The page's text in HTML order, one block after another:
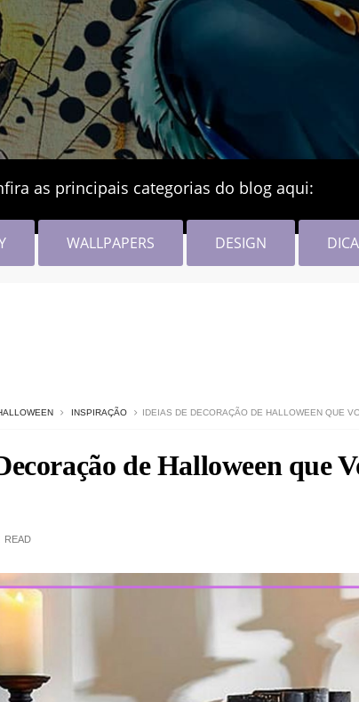
as principais categorias do blog aqui:
WALLPAPERS DESIGN
INSPIRAÇÃO IDEIAS DE DECORAÇÃO DE HALLOWEEN QUE
de Halloween que
READ